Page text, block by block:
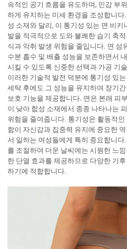
속적인 공기 흐름을 유도하며, 민감 부
하게 유지하는 미세 환경을 조성합니
성 소재와 달리, 이 통기성 있는 면 비
발을 적극적으로 도와 불쾌한 습기 축
식과 악취 발생 위험을 줄입니다. 면 섬
수분 흡수 및 배출 성능을 보존하면서
시킬 수 있도록 신중한 선택과 가공 기
이러한 기술적 발전 덕분에 통기성 있
세탁 후에도 그 성능을 유지하여 장기
보호 기능을 제공합니다. 면은 본래 피
이 낮아 합성 소재에서 종종 나타나는
위험을 줄여줍니다. 통기성은 활동적
함이 자신감과 집중력 유지에 중요한
서 일하는 여성들에게 특히 중요합니다
를 조절하여 더운 날씨에는 시원한 느
한 단열 효과를 제공하므로 다양한 기
하기에 적합합니다.